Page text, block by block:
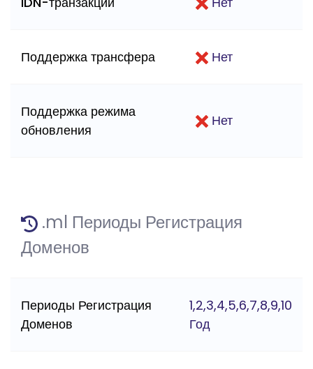
Поддержка трансфера Нет
Поддержка режима
обновления
Нет
.ml Периоды Регистрация
Доменов
Периоды Регистрация
Доменов
1,2,3,4,5,6,7,8,9,10
Год